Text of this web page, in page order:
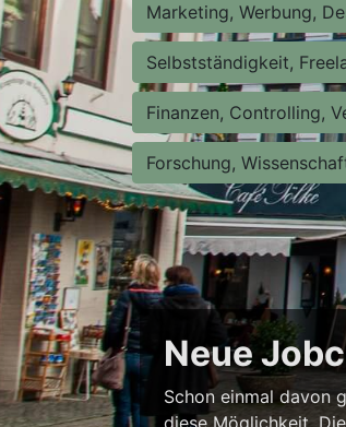
Marketing, Werbung,
Selbstständigkeit,
Finanzen, Controlling,
Forschung,
Neue
Schon einmal davon